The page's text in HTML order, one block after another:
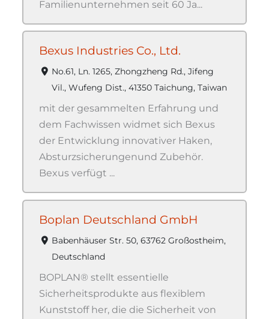
Familienunternehmen seit 60 Ja...
Bexus Industries Co., Ltd.
No.61, Ln. 1265, Zhongzheng Rd., Jifeng
Vil., Wufeng Dist., 41350 Taichung, Taiwan
mit der gesammelten Erfahrung und
dem Fachwissen widmet sich Bexus
der Entwicklung innovativer Haken,
Absturzsicherungenund Zubehör.
Bexus verfügt ...
Boplan Deutschland GmbH
Babenhäuser Str. 50, 63762 Großostheim,
Deutschland
BOPLAN® stellt essentielle
Sicherheitsprodukte aus flexiblem
Kunststoff her, die die Sicherheit von